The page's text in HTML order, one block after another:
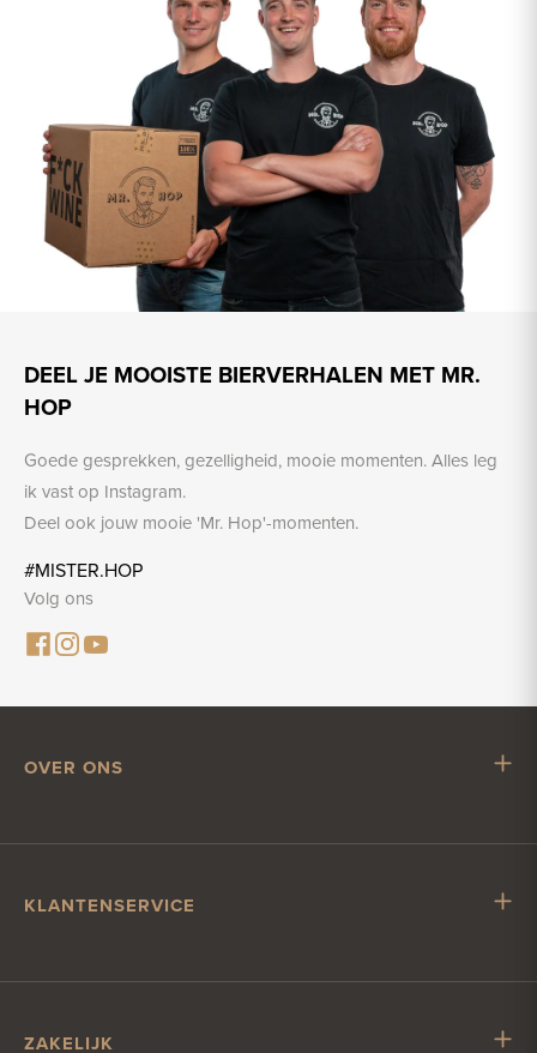
DEEL JE MOOISTE BIERVERHALEN MET MR.
HOP
Goede gesprekken, gezelligheid, mooie momenten. Alles leg
ik vast op Instagram.
Deel ook jouw mooie 'Mr. Hop'-momenten.
#MISTER.HOP
Volg ons
OVER ONS
Vacatures
KLANTENSERVICE
Account & betalen
ZAKELIJK